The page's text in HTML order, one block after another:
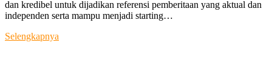
dan kredibel untuk dijadikan referensi pemberitaan yang aktual dan
independen serta mampu menjadi starting…
Selengkapnya